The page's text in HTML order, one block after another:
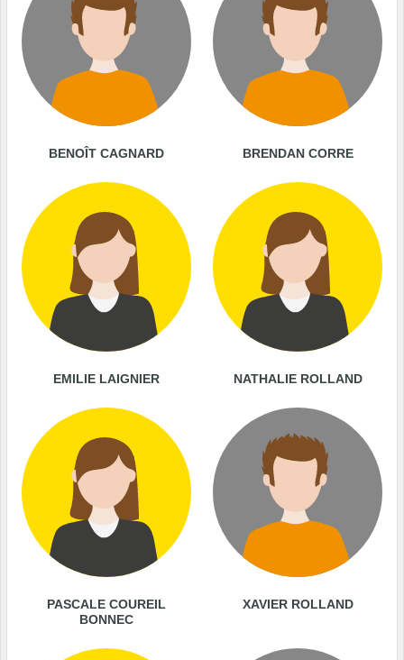
BENOÎT CAGNARD BRENDAN CORRE
EMILIE LAIGNIER NATHALIE ROLLAND
PASCALE COUREIL
BONNEC
XAVIER ROLLAND